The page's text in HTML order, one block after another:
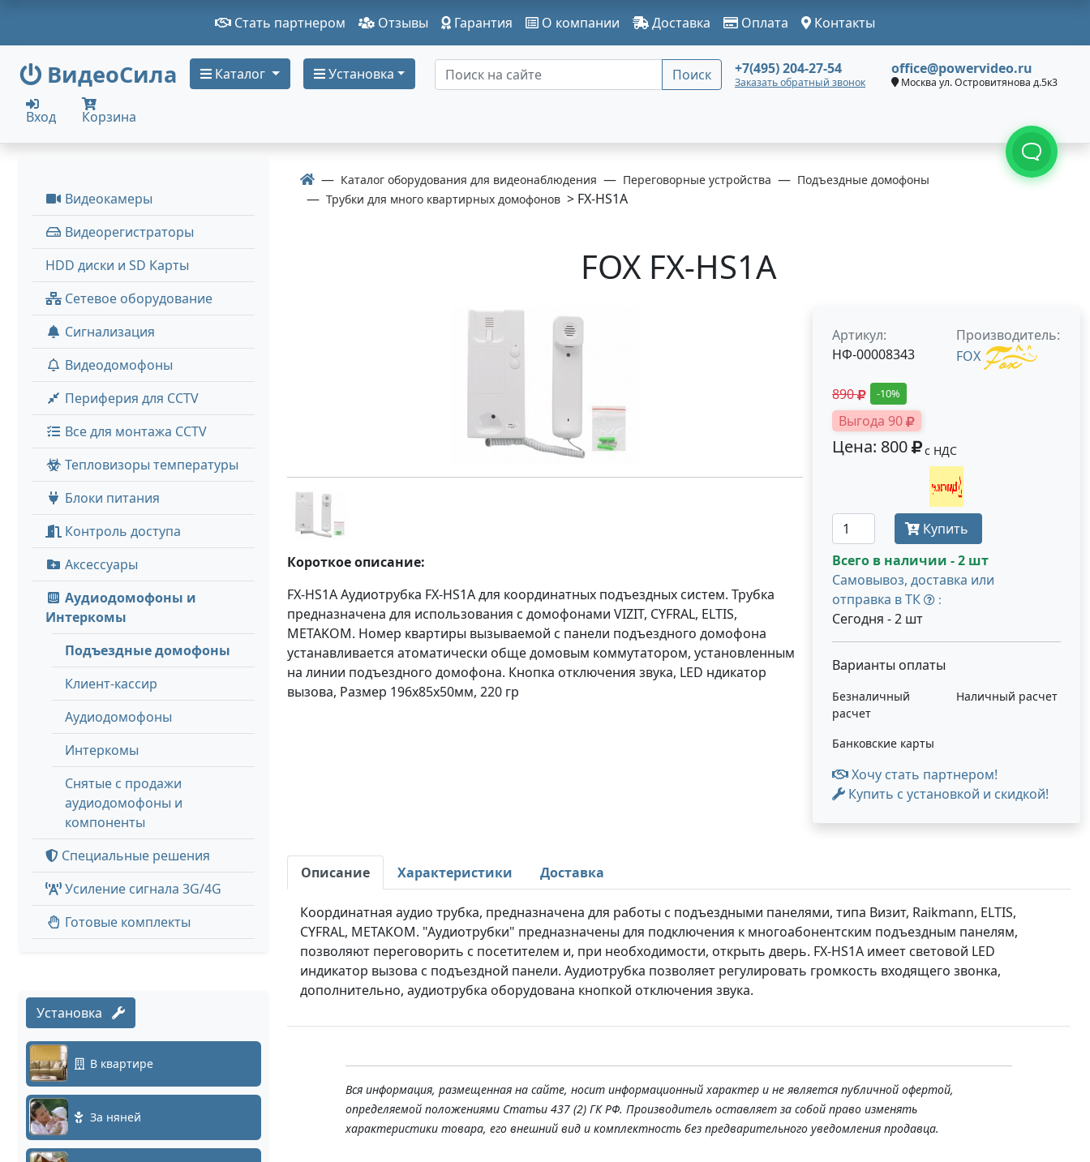
Стать партнером Отзывы Гарантия О компании Доставка Оплата Контакты
ВидеоСила Каталог Установка Поиск +7(495) 204-27-54
Заказать обратный звонок
office@powervideo.ru
Москва ул. Островитянова д.5к3
Вход Корзина
Видеокамеры
Видеорегистраторы
HDD диски и SD Карты
Сетевое оборудование
Сигнализация
Видеодомофоны
Периферия для CCTV
Все для монтажа CCTV
Тепловизоры температуры
Блоки питания
Контроль доступа
Аксессуары
Аудиодомофоны и
Интеркомы
Подъездные домофоны
Клиент-кассир
Аудиодомофоны
Интеркомы
Снятые с продажи
аудиодомофоны и
компоненты
Специальные решения
Усиление сигнала 3G/4G
Готовые комплекты
Установка
В квартире
За няней
Каталог оборудования для видеонаблюдения Переговорные устройства
Подъездные домофоны
Трубки для много квартирных домофонов > FX-HS1A
FOX FX-HS1A
Короткое описание:
FX-HS1A Аудиотрубка FX-HS1А для координатных подъездных систем. Трубка
предназначена для использования с домофонами VIZIT, CYFRAL, ELTIS,
METAKOM. Номер квартиры вызываемой с панели подъездного домофона
устанавливается атоматически обще домовым коммутатором, установленным
на линии подъездного домофона. Кнопка отключения звука, LED ндикатор
вызова, Размер 196x85x50мм, 220 гр
Артикул:
НФ-00008343
Производитель:
FOX
890 -10%
Выгода 90
Цена: 800 с НДС
Получить оптовую цену
Купить
Всего в наличии - 2 шт
Самовывоз, доставка или
отправка в ТК
:
Сегодня - 2 шт
Варианты оплаты
Безналичный
расчет
Наличный расчет
Банковские карты
Хочу стать партнером!
Купить с установкой и скидкой!
Описание Характеристики Доставка
Координатная аудио трубка, предназначена для работы с подъездными панелями, типа Визит, Raikmann, ELTIS,
CYFRAL, МЕТАКОМ. "Аудиотрубки" предназначены для подключения к многоабонентским подъездным панелям,
позволяют переговорить с посетителем и, при необходимости, открыть дверь. FX-HS1A имеет световой LED
индикатор вызова с подъездной панели. Аудиотрубка позволяет регулировать громкость входящего звонка,
дополнительно, аудиотрубка оборудована кнопкой отключения звука.
Вся информация, размещенная на сайте, носит информационный характер и не является публичной офертой,
определяемой положениями Статьи 437 (2) ГК РФ. Производитель оставляет за собой право изменять
характеристики товара, его внешний вид и комплектность без предварительного уведомления продавца.